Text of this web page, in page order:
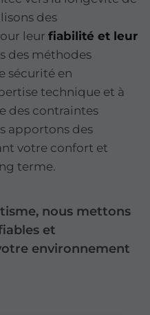
des
leur fiabilité et leur
des méthodes
sécurité en
technique et à
des contraintes
apportons des
votre confort et
terme.
nous mettons
et
environnement